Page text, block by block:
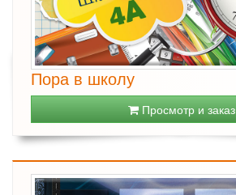
Пора в школу
Просмотр и заказ